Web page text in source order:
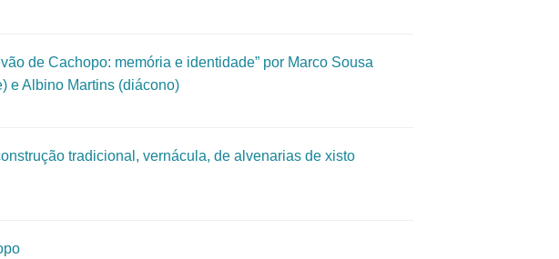
de Cachopo: memória e identidade” por Marco Sousa
e Albino Martins (diácono)
tradicional, vernácula, de alvenarias de xisto